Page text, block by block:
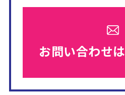
お問い合わせは